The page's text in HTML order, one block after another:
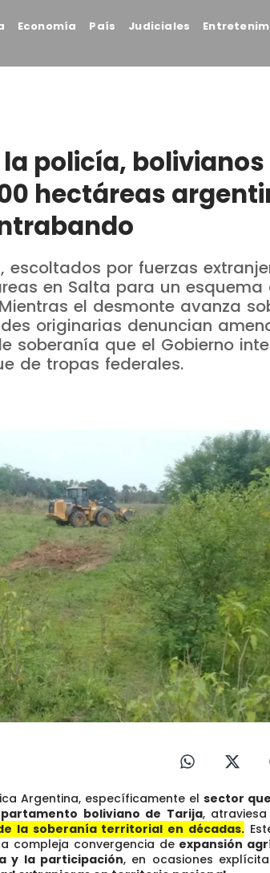
Economía País Judiciales
policía, bolivianos
hectáreas
escoltados por fuerzas
en Salta para un esquema
el desmonte avanza
originarias denuncian
soberanía que el Gobierno
de tropas federales.
Argentina, específicamente el sector
boliviano de Tarija,
la soberanía territorial en décadas.
compleja convergencia de expansión
y la participación, en ocasiones